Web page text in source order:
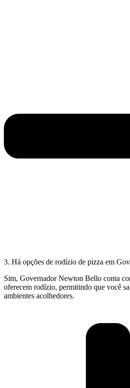
3. Há opções de rodízio de pizza em
Sim, Governador Newton Bello conta
oferecem rodízio, permitindo que você
ambientes acolhedores.